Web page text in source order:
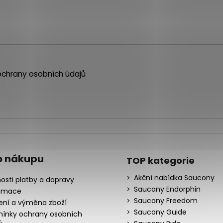
osobních údajů
nákupu
platby a dopravy
a výměna zboží
ochrany osobních
TOP kategorie
Akční nabídka Saucony
Saucony Endorphin
Saucony Freedom
Saucony Guide